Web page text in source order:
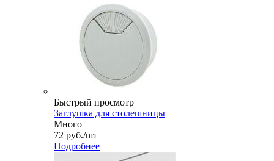
Быстрый просмотр
Заглушка для столешницы
Много
72 руб./шт
Подробнее